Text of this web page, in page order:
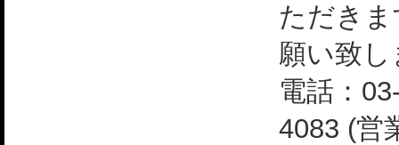
ただき
願い致
電話：
4083 (営